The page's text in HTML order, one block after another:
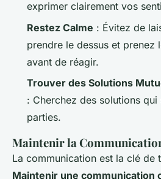
exprimer clairement vos
Restez Calme : Évitez de
prendre le dessus et prenez
avant de réagir.
Trouver des Solutions
: Cherchez des solutions qui
parties.
Maintenir la
La communication est la clé de
Maintenir une communication